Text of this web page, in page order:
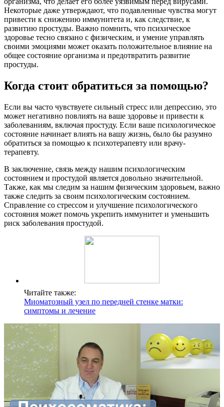
Некоторые даже утверждают, что подавленные чувства могут
привести к снижению иммунитета и, как следствие, к
развитию простуды. Важно помнить, что психическое
здоровье тесно связано с физическим, и умение управлять
своими эмоциями может оказать положительное влияние на
общее состояние организма и предотвратить развитие
простуды.
Когда стоит обратиться за помощью?
Если вы часто чувствуете сильный стресс или депрессию, это
может негативно повлиять на ваше здоровье и привести к
заболеваниям, включая простуду. Если ваше психологическое
состояние начинает влиять на вашу жизнь, было бы разумно
обратиться за помощью к психотерапевту или врачу-
терапевту.
В заключение, связь между нашим психологическим
состоянием и простудой является довольно значительной.
Также, как мы следим за нашим физическим здоровьем, важно
также следить за своим психологическим состоянием.
Справление со стрессом и улучшение психологического
состояния может помочь укрепить иммунитет и уменьшить
риск заболевания простудой.
Читайте также:
Миоматозный узел по передней стенке матки:
симптомы и лечение